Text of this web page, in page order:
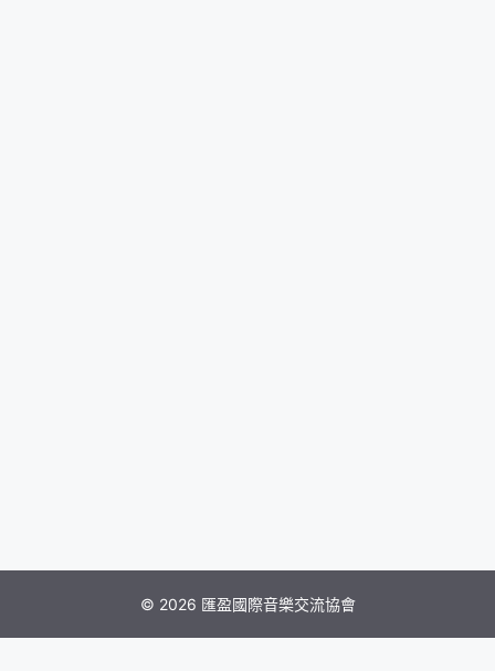
© 2026 匯盈國際音樂交流協會